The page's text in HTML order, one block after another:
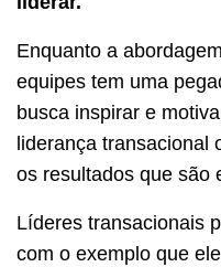
Enquanto a
equipes tem uma
busca inspirar e
liderança transacional
os resultados que são
Líderes transacionais
com o exemplo que